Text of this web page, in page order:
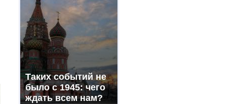
Таких событий не
было с 1945: чего
ждать всем нам?